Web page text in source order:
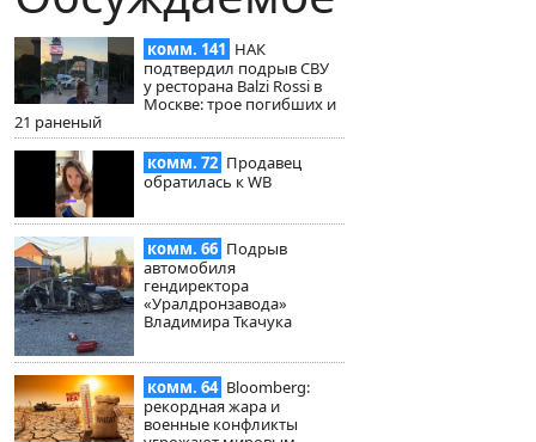
комм. 141 НАК
подтвердил подрыв СВУ
у ресторана Balzi Rossi в
Москве: трое погибших и
21 раненый
комм. 72 Продавец
обратилась к WB
комм. 66 Подрыв
автомобиля
гендиректора
«Уралдронзавода»
Владимира Ткачука
комм. 64 Bloomberg:
рекордная жара и
военные конфликты